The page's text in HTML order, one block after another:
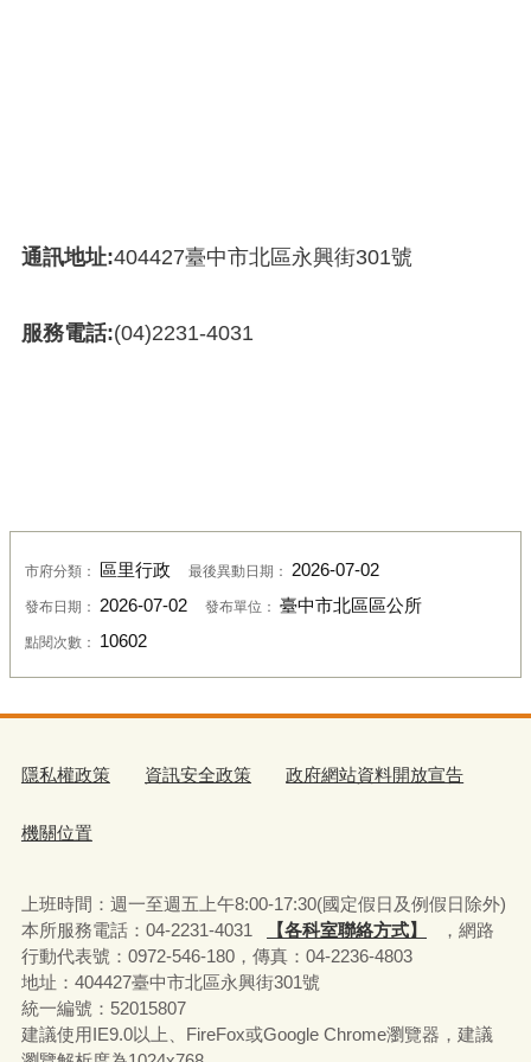
通訊地址:404427臺中市北區永興街301號
服務電話:(04)2231-4031
市府分類： 區里行政 最後異動日期： 2026-07-02
發布日期： 2026-07-02 發布單位： 臺中市北區區公所
點閱次數： 10602
隱私權政策 資訊安全政策 政府網站資料開放宣告
機關位置
上班時間：週一至週五上午8:00-17:30(國定假日及例假日除外)
本所服務電話：04-2231-4031
【各科室聯絡方式】
，網路
行動代表號：0972-546-180， 傳真：04-2236-4803
地址：404427臺中市北區永興街301號
統一編號：52015807
建議使用IE9.0以上、FireFox或Google Chrome瀏覽器，建議